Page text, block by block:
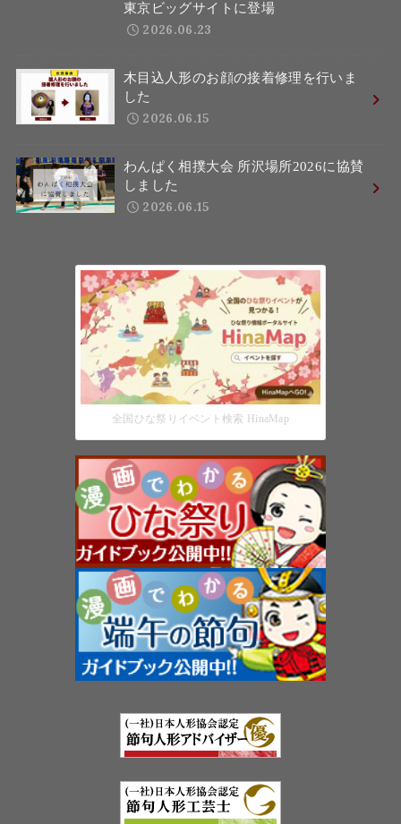
東京ビッグサイトに登場
2026.06.23
木目込人形のお顔の接着修理を行いま
した
2026.06.15
わんぱく相撲大会 所沢場所2026に協賛
しました
2026.06.15
全国ひな祭りイベント検索 HinaMap